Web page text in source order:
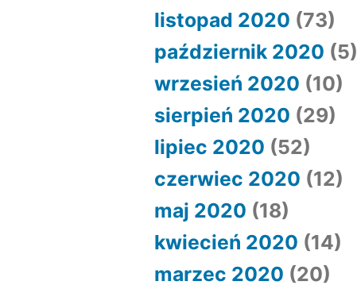
listopad 2020 (73)
październik 2020 (5)
wrzesień 2020 (10)
sierpień 2020 (29)
lipiec 2020 (52)
czerwiec 2020 (12)
maj 2020 (18)
kwiecień 2020 (14)
marzec 2020 (20)